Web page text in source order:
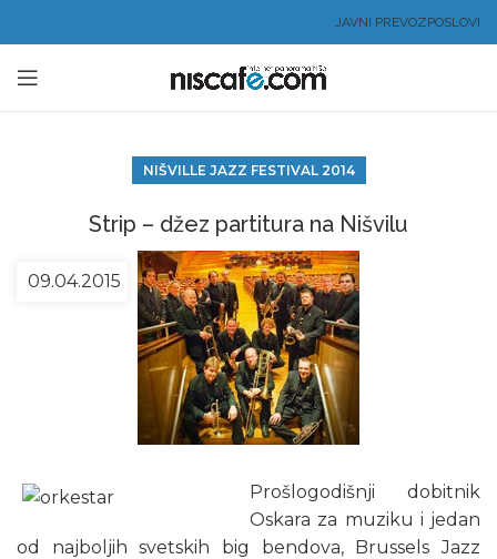
JAVNI PREVOZPOSLOVI
NIŠVILLE JAZZ FESTIVAL 2014
Strip – džez partitura na Nišvilu
09.04.2015
Prošlogodišnji dobitnik
Oskara za muziku i jedan
od najboljih svetskih big bendova, Brussels Jazz